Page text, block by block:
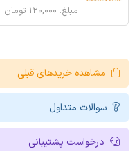
مبلغ: ۱۲۰,۰۰۰ تومان
مشاهده خریدهای قبلی
سوالات متداول
درخواست پشتیبانی